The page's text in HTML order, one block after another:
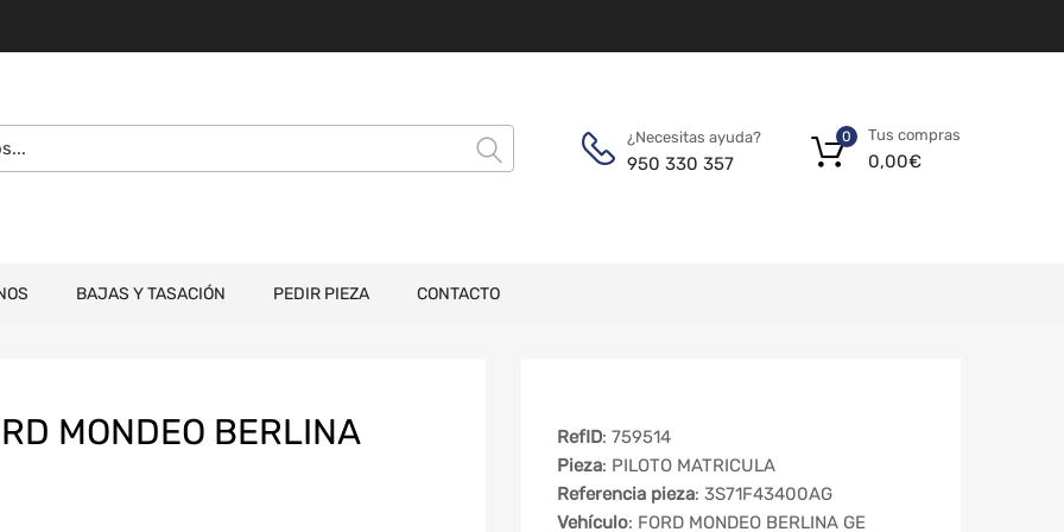
¿Necesitas ayuda?
950 330 357
Tus compras
0,00€
0
BAJAS Y TASACIÓN PEDIR PIEZA CONTACTO
MONDEO BERLINA RefID: 759514
Pieza: PILOTO MATRICULA
Referencia pieza: 3S71F43400AG
Vehículo: FORD MONDEO BERLINA GE